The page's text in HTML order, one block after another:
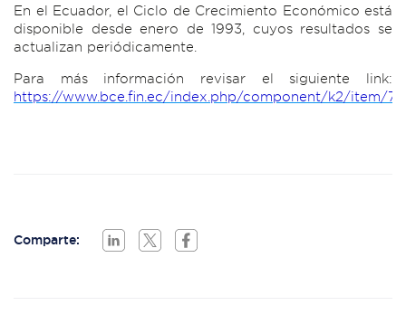
En el Ecuador, el Ciclo de Crecimiento Económico está
disponible desde enero de 1993, cuyos resultados se
actualizan periódicamente.
Para más información revisar el siguiente link:
https://www.bce.fin.ec/index.php/component/k2/item/
Comparte: